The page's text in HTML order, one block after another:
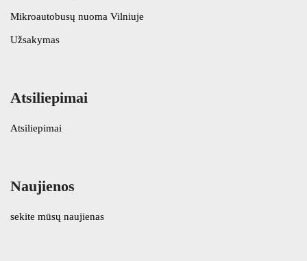
Mikroautobusų nuoma Vilniuje
Užsakymas
Atsiliepimai
Atsiliepimai
Naujienos
sekite mūsų naujienas